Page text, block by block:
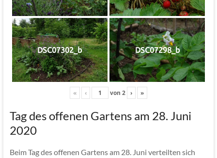
DSC07302_b DSC07298_b
« ‹ von 2 › »
Tag des offenen Gartens am 28. Juni
2020
Beim Tag des offenen Gartens am 28. Juni verteilten sich